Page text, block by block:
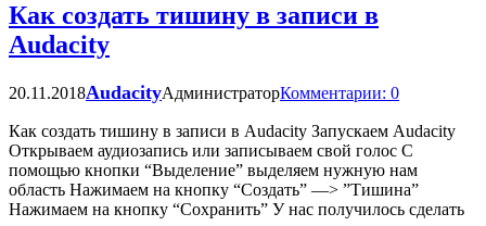
Как создать тишину в записи в
Audacity
20.11.2018AudacityАдминистраторКомментарии: 0
Как создать тишину в записи в Audacity Запускаем Audacity
Открываем аудиозапись или записываем свой голос С
помощью кнопки “Выделение” выделяем нужную нам
область Нажимаем на кнопку “Создать” —> ”Тишина”
Нажимаем на кнопку “Сохранить” У нас получилось сделать